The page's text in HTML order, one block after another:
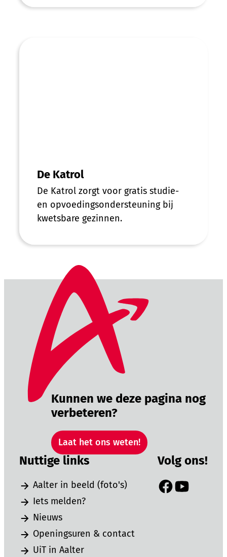
De Katrol
De Katrol zorgt voor gratis studie-
en opvoedingsondersteuning bij
kwetsbare gezinnen.
Kunnen we deze pagina nog
verbeteren?
Laat het ons weten!
Nuttige links
Aalter in beeld (foto's)
Iets melden?
Nieuws
Openingsuren & contact
UiT in Aalter
Volg ons!
Facebook
YouTube